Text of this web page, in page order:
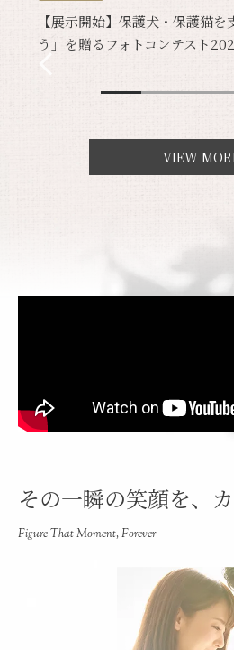
【展示開始】保護犬・保護猫
う」を贈るフォトコンテスト
VIEW
その一瞬の笑顔を、
Figure That Moment, Forever